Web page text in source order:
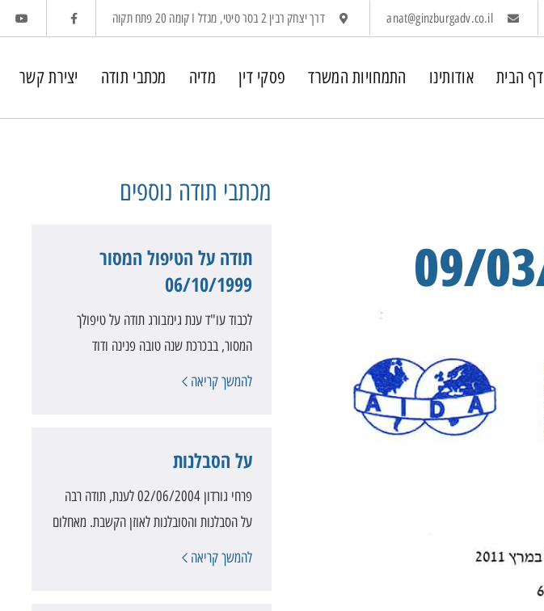
anat@ginzburgadv.co.il דרך יצחק רבין 2 בסר סיטי, מגדל I קומה 20 פתח תקוה
דף הבית אודותינו התמחויות המשרד פסקי דין מדיה מכתבי תודה יצירת קשר
מכתבי תודה נוספים
תודה על הטיפול המסור
06/10/1999
לכבוד עו"ד ענת גינזבורג תודה על טיפולך
המסור, בבכרכת שנה טובה פנינה ודוד
להמשך קריאה
על הסבלנות
פרחי גורדון 02/06/2004 לענת, תודה רבה
על הסבלנות והסובלנות לאוזן הקשבת. מאחלום
להמשך קריאה